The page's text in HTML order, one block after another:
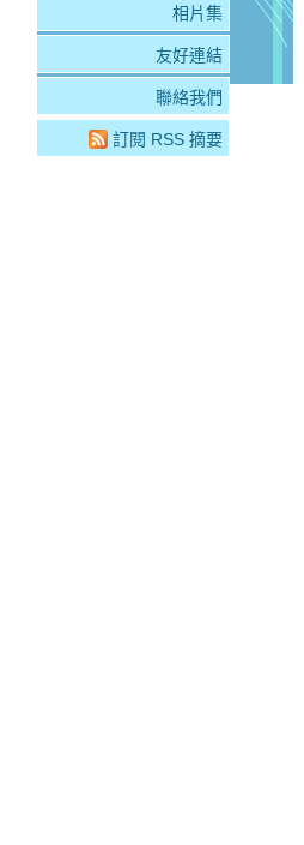
相片集
友好連結
聯絡我們
訂閱 RSS 摘要